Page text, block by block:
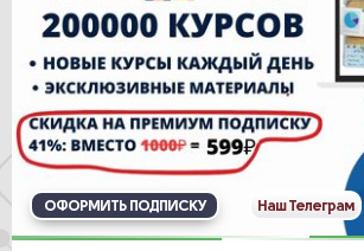
ОФОРМИТЬ ПОДПИСКУ Наш Телеграм